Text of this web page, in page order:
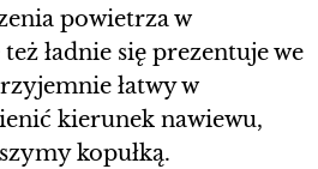
powietrza w
ładnie się prezentuje we
łatwy w
kierunek nawiewu,
kopułką.